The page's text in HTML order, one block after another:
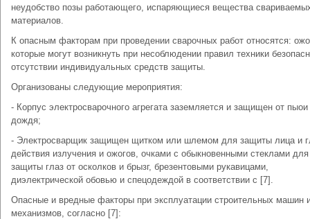
неудобство позы работающего, испаряющиеся вещества
материалов.
К опасным факторам при проведении сварочных работ относятся:
которые могут возникнуть при несоблюдении правил техники
отсутствии индивидуальных средств защиты.
Организованы следующие мероприятия:
- Корпус электросварочного агрегата заземляется и защищен от пыои
дождя;
- Электросварщик защищен щитком или шлемом для защиты лица и
действия излучения и ожогов, очками с обыкновенными стеклами для
защиты глаз от осколков и брызг, брезентовыми рукавицами,
диэлектрической обовью и спецодеждой в соответствии с [7].
Опасные и вредные факторы при эксплуатации строительных машин
механизмов, согласно [7]: